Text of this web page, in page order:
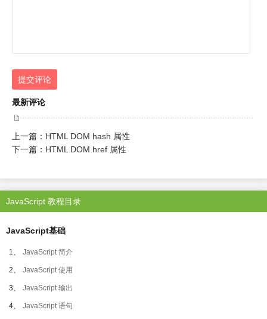
提交评论
最新评论
上一篇： HTML DOM hash 属性
下一篇： HTML DOM href 属性
JavaScript 教程目录
JavaScript基础
1、 JavaScript 简介
2、 JavaScript 使用
3、 JavaScript 输出
4、 JavaScript 语句